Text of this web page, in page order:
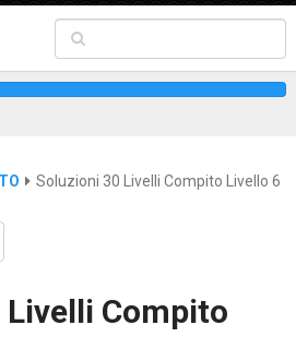
Soluzioni 30 Livelli Compito Livello 6
Compito